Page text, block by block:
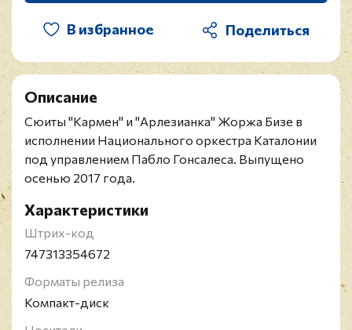
В избранное
Описание
Сюиты "Кармен" и "Арлезианка" Жоржа Бизе в
исполнении Национального оркестра Каталонии
под управлением Пабло Гонсалеса. Выпущено
осенью 2017 года.
Характеристики
Штрих-код
747313354672
Форматы релиза
Компакт-диск